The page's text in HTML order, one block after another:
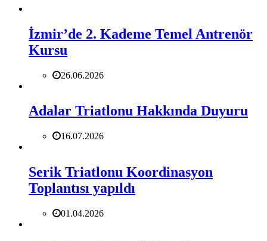
İzmir’de 2. Kademe Temel Antrenör
Kursu
26.06.2026
Adalar Triatlonu Hakkında Duyuru
16.07.2026
Serik Triatlonu Koordinasyon
Toplantısı yapıldı
01.04.2026